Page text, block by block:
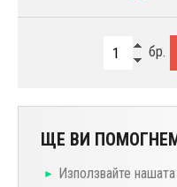
бр.
ЩЕ ВИ
Използвайте нашата